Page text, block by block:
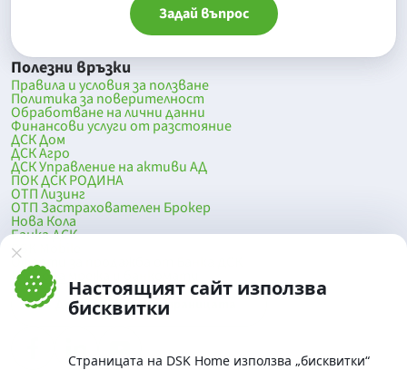
Настоящият сайт използва
бисквитки
Страницата на DSK Home използва „бисквитки“
Задай въпрос
Полезни връзки
Правила и условия за ползване
Политика за поверителност
Обработване на лични данни
Финансови услуги от разстояние
ДСК Дом
ДСК Агро
ДСК Управление на активи АД
ПОК ДСК РОДИНА
ОТП Лизинг
ОТП Застрахователен Брокер
Нова Кола
Банка ДСК
DSK Mobile
Оферти за продажба от Банка ДСК
Клонова мрежа и банкомати
До началото на страницата